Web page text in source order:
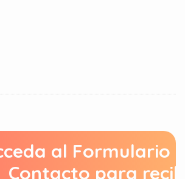
al Formulario
Contacto para